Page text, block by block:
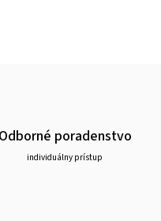
Odborné poradenstvo
individuálny prístup